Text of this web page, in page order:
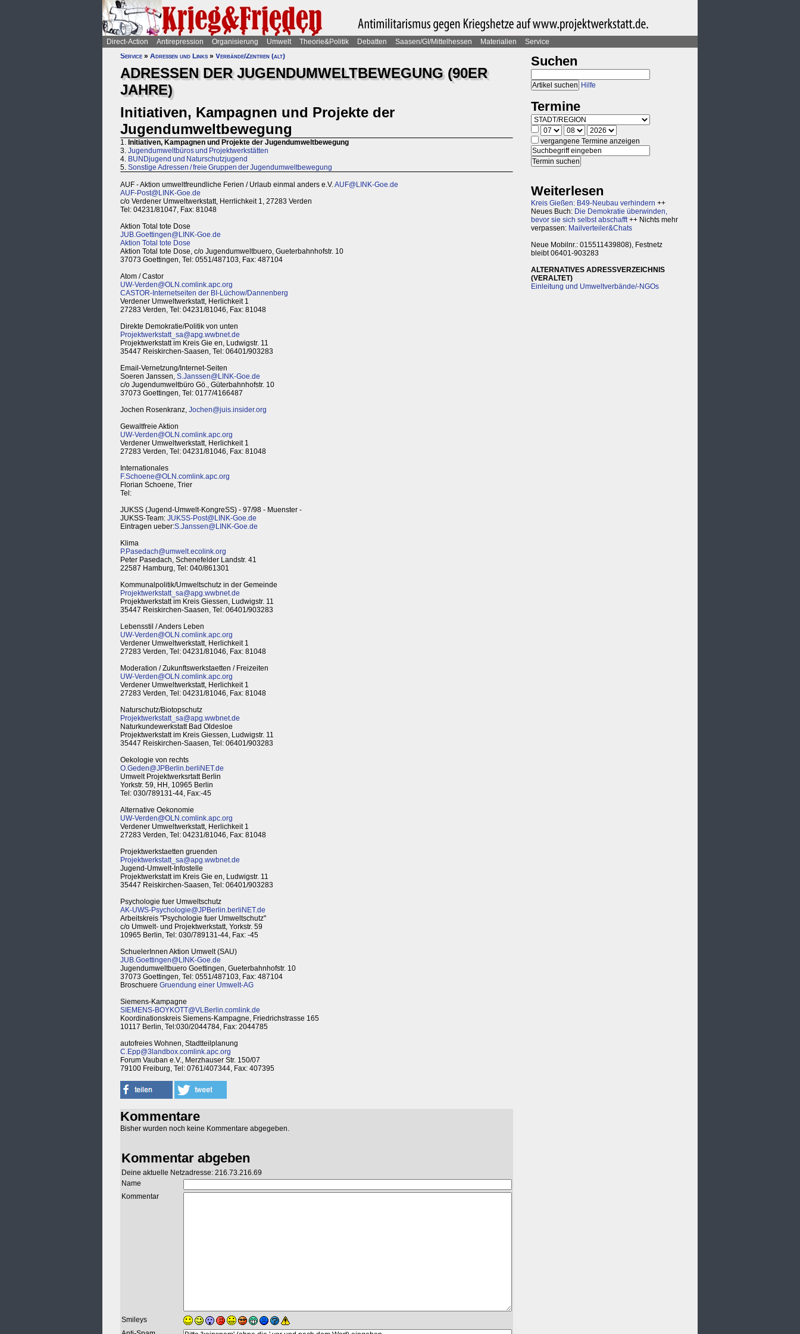
Direct-Action Antirepression Organisierung Umwelt Theorie&Politik Debatten Saasen/GI/Mittelhessen Materialien
Service
Service » Adressen und Links » Verbände/Zentren (alt)
ADRESSEN DER JUGENDUMWELTBEWEGUNG (90ER
JAHRE)
Initiativen, Kampagnen und Projekte der
Jugendumweltbewegung
1. Initiativen, Kampagnen und Projekte der Jugendumweltbewegung
3. Jugendumweltbüros und Projektwerkstätten
4. BUNDjugend und Naturschutzjugend
5. Sonstige Adressen / freie Gruppen der Jugendumweltbewegung
AUF - Aktion umweltfreundliche Ferien / Urlaub einmal anders e.V.AUF@LINK-Goe.de
AUF-Post@LINK-Goe.de
c/o Verdener Umweltwerkstatt, Herrlichkeit 1, 27283 Verden
Tel: 04231/81047, Fax: 81048
Aktion Total tote Dose
JUB.Goettingen@LINK-Goe.de
Aktion Total tote Dose
Aktion Total tote Dose, c/o Jugendumweltbuero, Gueterbahnhofstr. 10
37073 Goettingen, Tel: 0551/487103, Fax: 487104
Atom / Castor
UW-Verden@OLN.comlink.apc.org
CASTOR-Internetseiten der BI-Lüchow/Dannenberg
Verdener Umweltwerkstatt, Herlichkeit 1
27283 Verden, Tel: 04231/81046, Fax: 81048
Direkte Demokratie/Politik von unten
Projektwerkstatt_sa@apg.wwbnet.de
Projektwerkstatt im Kreis Gie en, Ludwigstr. 11
35447 Reiskirchen-Saasen, Tel: 06401/903283
Email-Vernetzung/Internet-Seiten
Soeren Janssen, S.Janssen@LINK-Goe.de
c/o Jugendumweltbüro Gö., Güterbahnhofstr. 10
37073 Goettingen, Tel: 0177/4166487
Jochen Rosenkranz, Jochen@juis.insider.org
Gewaltfreie Aktion
UW-Verden@OLN.comlink.apc.org
Verdener Umweltwerkstatt, Herlichkeit 1
27283 Verden, Tel: 04231/81046, Fax: 81048
Internationales
F.Schoene@OLN.comlink.apc.org
Florian Schoene, Trier
Tel:
JUKSS (Jugend-Umwelt-KongreSS) - 97/98 - Muenster -
JUKSS-Team: JUKSS-Post@LINK-Goe.de
Eintragen ueber:S.Janssen@LINK-Goe.de
Klima
P.Pasedach@umwelt.ecolink.org
Peter Pasedach, Schenefelder Landstr. 41
22587 Hamburg, Tel: 040/861301
Kommunalpolitik/Umweltschutz in der Gemeinde
Projektwerkstatt_sa@apg.wwbnet.de
Projektwerkstatt im Kreis Giessen, Ludwigstr. 11
35447 Reiskirchen-Saasen, Tel: 06401/903283
Lebensstil / Anders Leben
UW-Verden@OLN.comlink.apc.org
Verdener Umweltwerkstatt, Herlichkeit 1
27283 Verden, Tel: 04231/81046, Fax: 81048
Moderation / Zukunftswerkstaetten / Freizeiten
UW-Verden@OLN.comlink.apc.org
Verdener Umweltwerkstatt, Herlichkeit 1
27283 Verden, Tel: 04231/81046, Fax: 81048
Naturschutz/Biotopschutz
Projektwerkstatt_sa@apg.wwbnet.de
Naturkundewerkstatt Bad Oldesloe
Projektwerkstatt im Kreis Giessen, Ludwigstr. 11
35447 Reiskirchen-Saasen, Tel: 06401/903283
Oekologie von rechts
O.Geden@JPBerlin.berliNET.de
Umwelt Projektwerksrtatt Berlin
Yorkstr. 59, HH, 10965 Berlin
Tel: 030/789131-44, Fax:-45
Alternative Oekonomie
UW-Verden@OLN.comlink.apc.org
Verdener Umweltwerkstatt, Herlichkeit 1
27283 Verden, Tel: 04231/81046, Fax: 81048
Projektwerkstaetten gruenden
Projektwerkstatt_sa@apg.wwbnet.de
Jugend-Umwelt-Infostelle
Projektwerkstatt im Kreis Gie en, Ludwigstr. 11
35447 Reiskirchen-Saasen, Tel: 06401/903283
Psychologie fuer Umweltschutz
AK-UWS-Psychologie@JPBerlin.berliNET.de
Arbeitskreis "Psychologie fuer Umweltschutz"
c/o Umwelt- und Projektwerkstatt, Yorkstr. 59
10965 Berlin, Tel: 030/789131-44, Fax: -45
SchuelerInnen Aktion Umwelt (SAU)
JUB.Goettingen@LINK-Goe.de
Jugendumweltbuero Goettingen, Gueterbahnhofstr. 10
37073 Goettingen, Tel: 0551/487103, Fax: 487104
Broschuere Gruendung einer Umwelt-AG
Siemens-Kampagne
SIEMENS-BOYKOTT@VLBerlin.comlink.de
Koordinationskreis Siemens-Kampagne, Friedrichstrasse 165
10117 Berlin, Tel:030/2044784, Fax: 2044785
autofreies Wohnen, Stadtteilplanung
C.Epp@3landbox.comlink.apc.org
Forum Vauban e.V., Merzhauser Str. 150/07
79100 Freiburg, Tel: 0761/407344, Fax: 407395
Kommentare
Bisher wurden noch keine Kommentare abgegeben.
Kommentar abgeben
Deine aktuelle Netzadresse: 216.73.216.69
Name
Kommentar
Smileys
Suchen
Hilfe
Termine
vergangene Termine anzeigen
Weiterlesen
Kreis Gießen: B49-Neubau verhindern ++
Neues Buch: Die Demokratie überwinden,
bevor sie sich selbst abschafft++ Nichts mehr
verpassen: Mailverteiler&Chats
Neue Mobilnr.: 015511439808), Festnetz
bleibt 06401-903283
ALTERNATIVES ADRESSVERZEICHNIS
(VERALTET)
Einleitung und Umweltverbände/-NGOs